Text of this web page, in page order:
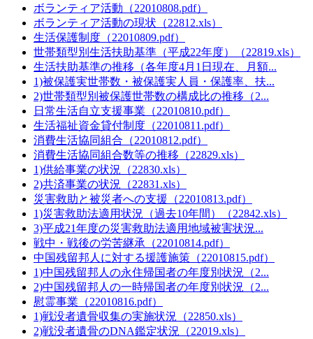
ボランティア活動（22010808.pdf）
ボランティア活動の現状（22812.xls）
生活保護制度（22010809.pdf）
世帯類型別生活扶助基準（平成22年度）（22819.xls）
生活扶助基準の推移（各年度4月1日現在、月額...
1)被保護実世帯数・被保護実人員・保護率、扶...
2)世帯類型別被保護世帯数の構成比の推移（2...
日常生活自立支援事業（22010810.pdf）
生活福祉資金貸付制度（22010811.pdf）
消費生活協同組合（22010812.pdf）
消費生活協同組合数等の推移（22829.xls）
1)供給事業の状況（22830.xls）
2)共済事業の状況（22831.xls）
災害救助と被災者への支援（22010813.pdf）
1)災害救助法適用状況（過去10年間）（22842.xls）
3)平成21年度の災害救助法適用地域被害状況...
戦中・戦後の労苦継承（22010814.pdf）
中国残留邦人に対する援護施策（22010815.pdf）
1)中国残留邦人の永住帰国者の年度別状況（2...
2)中国残留邦人の一時帰国者の年度別状況（2...
慰霊事業（22010816.pdf）
1)戦没者遺骨収集の実施状況（22850.xls）
2)戦没者遺骨のDNA鑑定状況（22019.xls）